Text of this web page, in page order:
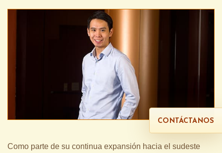
Como parte de su continua expansión hacia el sudeste
CONTÁCTANOS